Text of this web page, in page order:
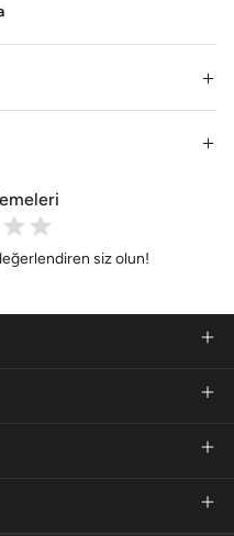
siz olun!